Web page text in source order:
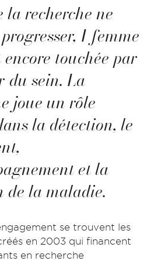
la recherche ne
1 femme
touchée par
du sein. La
joue un rôle
la détection, le
et la
de la maladie.
se trouvent les
en 2003 qui financent
en recherche